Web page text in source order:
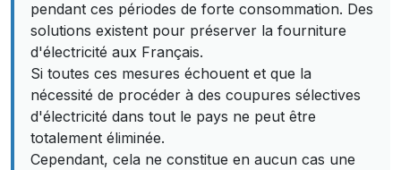
pendant ces périodes de forte consommation. Des
solutions existent pour préserver la fourniture
d'électricité aux Français.
Si toutes ces mesures échouent et que la
nécessité de procéder à des coupures sélectives
d'électricité dans tout le pays ne peut être
totalement éliminée.
Cependant, cela ne constitue en aucun cas une